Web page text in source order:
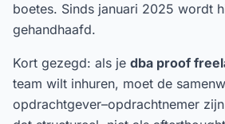
boetes. Sinds januari 2025 wordt
gehandhaafd.
Kort gezegd: als je dba proof
team wilt inhuren, moet de
opdrachtgever–opdrachtnemer